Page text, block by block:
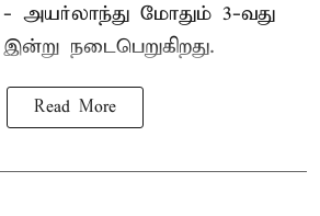
அயர்லாந்து மோதும் 3-வது
நடைபெறுகிறது.
Read More